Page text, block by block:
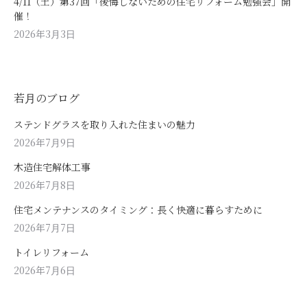
催！
2026年3月3日
若月のブログ
ステンドグラスを取り入れた住まいの魅力
2026年7月9日
木造住宅解体工事
2026年7月8日
住宅メンテナンスのタイミング：長く快適に暮らすために
2026年7月7日
トイレリフォーム
2026年7月6日